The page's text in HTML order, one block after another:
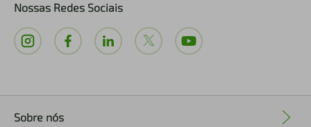
Nossas Redes Sociais
Sobre nós